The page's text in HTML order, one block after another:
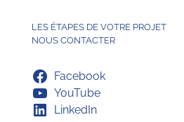
LES ÉTAPES DE VOTRE PROJET
NOUS CONTACTER
Facebook
YouTube
LinkedIn